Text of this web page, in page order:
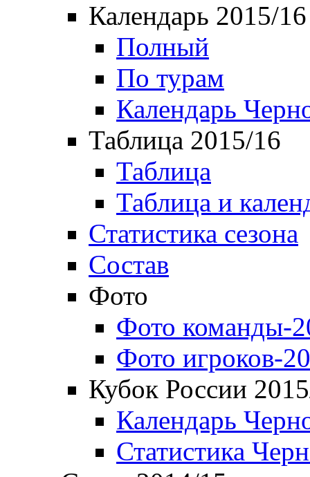
Календарь 2015/16
Полный
По турам
Календарь
Таблица 2015/16
Таблица
Таблица и
Статистика сезона
Состав
Фото
Фото команды-
Фото игроков-
Кубок России
Календарь
Статистика